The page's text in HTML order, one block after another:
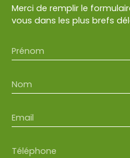
Merci de remplir le
vous dans les plus brefs
Prénom
Nom
Email
Téléphone